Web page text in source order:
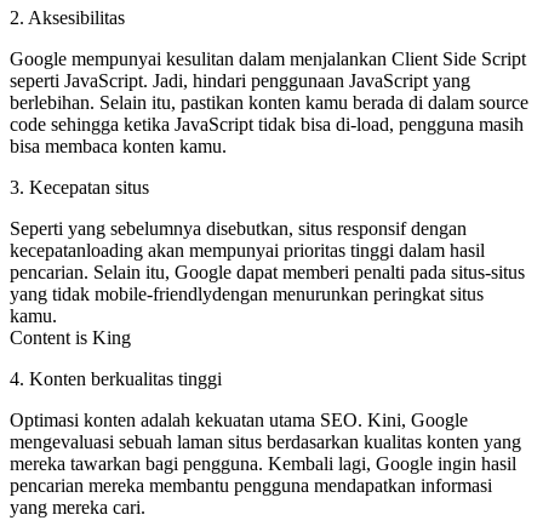
2. Aksesibilitas
Google mempunyai kesulitan dalam menjalankan Client Side Script
seperti JavaScript. Jadi, hindari penggunaan JavaScript yang
berlebihan. Selain itu, pastikan konten kamu berada di dalam source
code sehingga ketika JavaScript tidak bisa di-load, pengguna masih
bisa membaca konten kamu.
3. Kecepatan situs
Seperti yang sebelumnya disebutkan, situs responsif dengan
kecepatanloading akan mempunyai prioritas tinggi dalam hasil
pencarian. Selain itu, Google dapat memberi penalti pada situs-situs
yang tidak mobile-friendlydengan menurunkan peringkat situs
kamu.
Content is King
4. Konten berkualitas tinggi
Optimasi konten adalah kekuatan utama SEO. Kini, Google
mengevaluasi sebuah laman situs berdasarkan kualitas konten yang
mereka tawarkan bagi pengguna. Kembali lagi, Google ingin hasil
pencarian mereka membantu pengguna mendapatkan informasi
yang mereka cari.